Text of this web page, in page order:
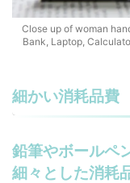
Close up of woman
Bank, Laptop,
細かい消耗品費
鉛筆やボールペ
細々とした消耗